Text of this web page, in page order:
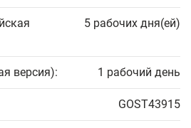
5 рабочих дня(ей)
версия): 1 рабочий день
GOST43915